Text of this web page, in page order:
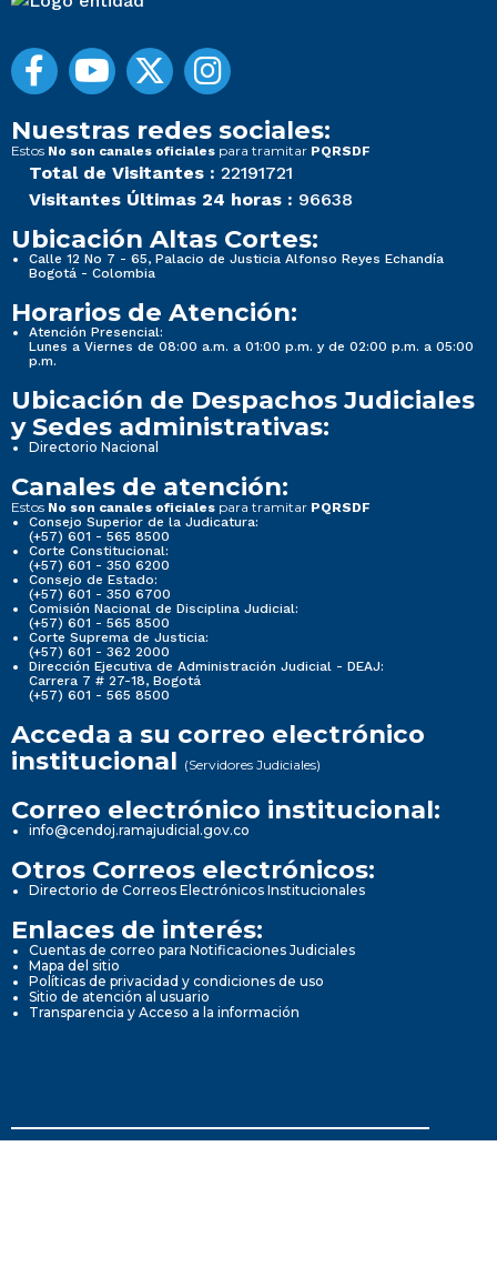
Nuestras redes sociales:
Estos No son canales oficiales para tramitar PQRSDF
Total de Visitantes : 22191721
Visitantes Últimas 24 horas : 96638
Ubicación Altas Cortes:
Calle 12 No 7 - 65, Palacio de Justicia Alfonso Reyes Echandía
Bogotá - Colombia
Horarios de Atención:
Atención Presencial:
Lunes a Viernes de 08:00 a.m. a 01:00 p.m. y de 02:00 p.m. a 05:00
p.m.
Ubicación de Despachos Judiciales
y Sedes administrativas:
Directorio Nacional
Canales de atención:
Estos No son canales oficiales para tramitar PQRSDF
Consejo Superior de la Judicatura:
(+57) 601 - 565 8500
Corte Constitucional:
(+57) 601 - 350 6200
Consejo de Estado:
(+57) 601 - 350 6700
Comisión Nacional de Disciplina Judicial:
(+57) 601 - 565 8500
Corte Suprema de Justicia:
(+57) 601 - 362 2000
Dirección Ejecutiva de Administración Judicial - DEAJ:
Carrera 7 # 27-18, Bogotá
(+57) 601 - 565 8500
Acceda a su correo electrónico
institucional (Servidores Judiciales)
Correo electrónico institucional:
info@cendoj.ramajudicial.gov.co
Otros Correos electrónicos:
Directorio de Correos Electrónicos Institucionales
Enlaces de interés:
Cuentas de correo para Notificaciones Judiciales
Mapa del sitio
Políticas de privacidad y condiciones de uso
Sitio de atención al usuario
Transparencia y Acceso a la información